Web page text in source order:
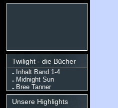
Twilight - die Bücher
Inhalt Band 1-4
Midnight Sun
Bree Tanner
Unsere Highlights